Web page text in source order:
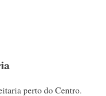
perto do Centro.